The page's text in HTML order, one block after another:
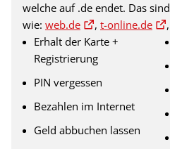
welche auf .de endet. Das
wie: web.de , t-online.de ,
Erhalt der Karte +
Registrierung
PIN vergessen
Bezahlen im Internet
Geld abbuchen lassen